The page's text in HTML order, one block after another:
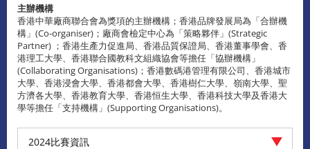
主辦機構
香港中華廠商聯合會為獎項的主辦機構；香港品牌發展局為「合辦機
構」(Co-organiser)；廠商會檢定中心為「策略夥伴」(Strategic
Partner) ；香港生產力促進局、香港品質保證局、香港董事學會、香
港理工大學、香港聯合國教科文組織協會等擔任「協辦機構」
(Collaborating Organisations)；香港數碼港管理有限公司、香港城市
大學、香港浸會大學、香港都會大學、香港樹仁大學、嶺南大學、聖
方濟各大學、香港教育大學、香港恒生大學、香港科技大學及香港大
學等擔任「支持機構」(Supporting Organisations)。
2024比賽資訊